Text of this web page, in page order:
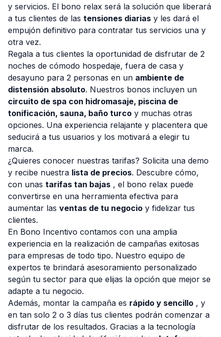
y servicios. El bono relax será la solución que liberará
a tus clientes de las tensiones diarias y les dará el
empujón definitivo para contratar tus servicios una y
otra vez.
Regala a tus clientes la oportunidad de disfrutar de 2
noches de cómodo hospedaje, fuera de casa y
desayuno para 2 personas en un ambiente de
distensión absoluto. Nuestros bonos incluyen un
circuito de spa con hidromasaje, piscina de
tonificación, sauna, baño turco y muchas otras
opciones. Una experiencia relajante y placentera que
seducirá a tus usuarios y los motivará a elegir tu
marca.
¿Quieres conocer nuestras tarifas? Solicita una demo
y recibe nuestra lista de precios. Descubre cómo,
con unas tarifas tan bajas , el bono relax puede
convertirse en una herramienta efectiva para
aumentar las ventas de tu negocio y fidelizar tus
clientes.
En Bono Incentivo contamos con una amplia
experiencia en la realización de campañas exitosas
para empresas de todo tipo. Nuestro equipo de
expertos te brindará asesoramiento personalizado
según tu sector para que elijas la opción que mejor se
adapte a tu negocio.
Además, montar la campaña es rápido y sencillo , y
en tan solo 2 o 3 días tus clientes podrán comenzar a
disfrutar de los resultados. Gracias a la tecnología